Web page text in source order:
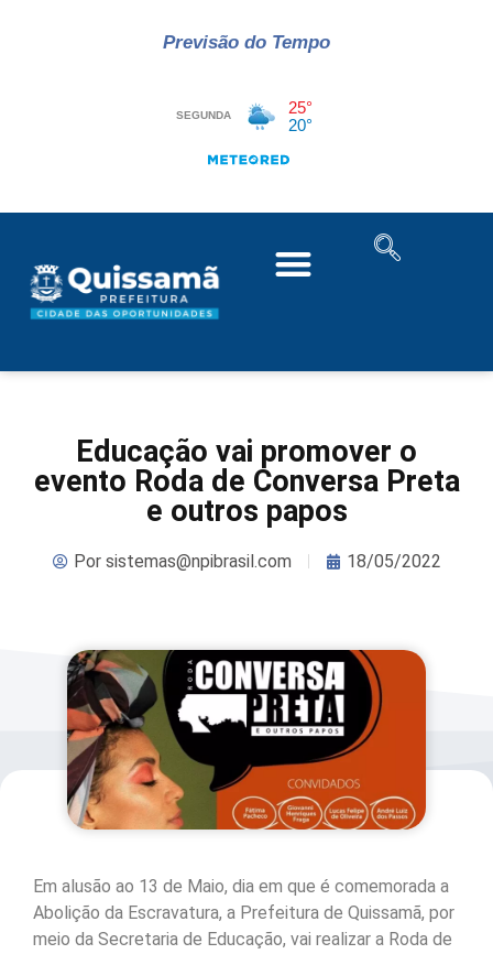
Previsão do Tempo
Educação vai promover o
evento Roda de Conversa Preta
e outros papos
Porsistemas@npibrasil.com 18/05/2022
Em alusão ao 13 de Maio, dia em que é comemorada a
Abolição da Escravatura, a Prefeitura de Quissamã, por
meio da Secretaria de Educação, vai realizar a Roda de